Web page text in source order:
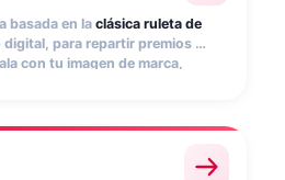
basada en la clásica ruleta de
para repartir premios al
con tu imagen de marca,
de venta.